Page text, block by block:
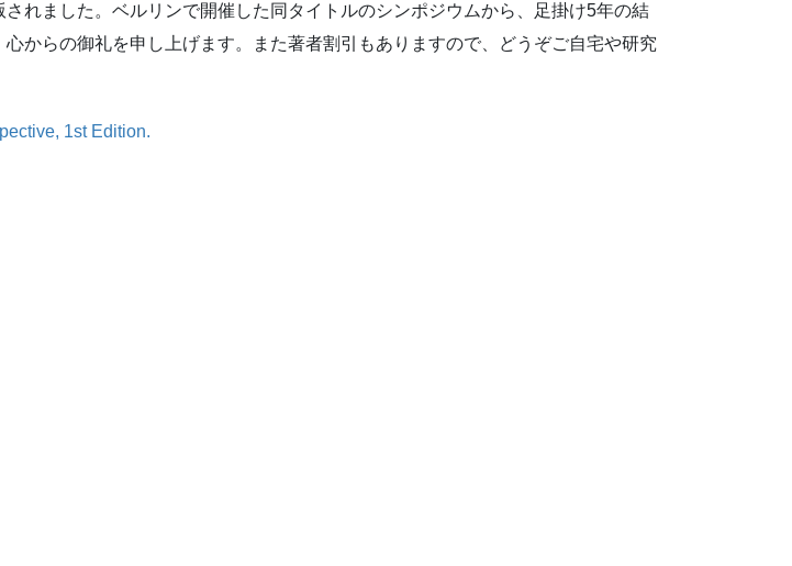
れました。ベルリンで開催した同タイトルのシンポジウムから、足掛け5年の結
からの御礼を申し上げます。また著者割引もありますので、どうぞご自宅や研究
1st Edition.